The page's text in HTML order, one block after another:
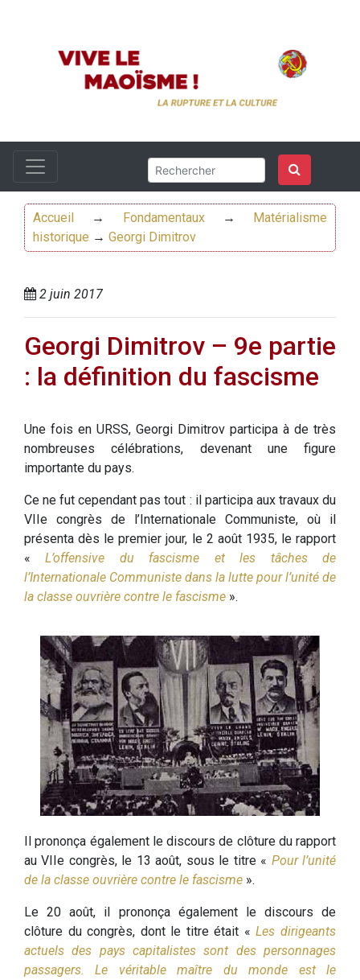
Accueil → Fondamentaux→
Matérialisme
historique → Georgi Dimitrov
2 juin 2017
Georgi Dimitrov – 9e partie
: la définition du fascisme
Une fois en URSS, Georgi Dimitrov participa à de très
nombreuses célébrations, devenant une figure
importante du pays.
Ce ne fut cependant pas tout : il participa aux travaux du
VIIe congrès de l’Internationale Communiste, où il
présenta dès le premier jour, le 2 août 1935, le rapport
«L’offensive du fascisme et les tâches de
l’Internationale Communiste dans la lutte pour l’unité de
la classe ouvrière contre le fascisme ».
Il prononça également le discours de clôture du rapport
au VIIe congrès, le 13 août, sous le titre « Pour l’unité
de la classe ouvrière contre le fascisme ».
Le 20 août, il prononça également le discours de
clôture du congrès, dont le titre était «Les dirigeants
actuels des pays capitalistes sont des personnages
passagers. Le véritable maître du monde est le